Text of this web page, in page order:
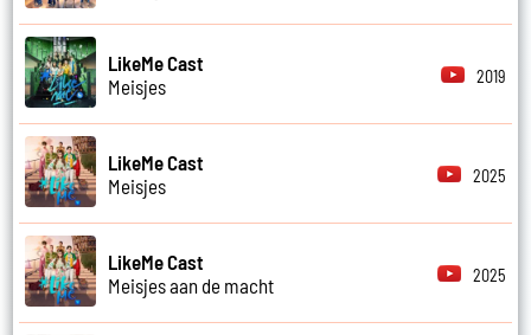
LikeMe Cast
Meisjes
2019
LikeMe Cast
Meisjes
2025
LikeMe Cast
Meisjes aan de macht
2025